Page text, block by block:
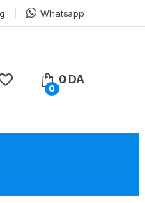
Whatsapp
0
0DA